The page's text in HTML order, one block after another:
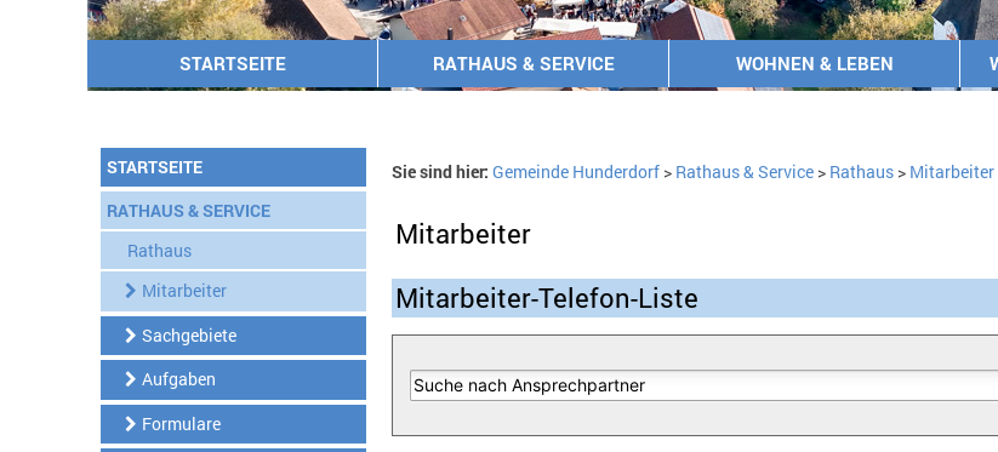
STARTSEITE RATHAUS & SERVICE WOHNEN & LEBEN
STARTSEITE
RATHAUS & SERVICE
Rathaus
Mitarbeiter
Sachgebiete
Aufgaben
Formulare
Sie sind hier: Gemeinde Hunderdorf> Rathaus & Service> Rathaus> Mitarbeiter
Mitarbeiter
Mitarbeiter-Telefon-Liste